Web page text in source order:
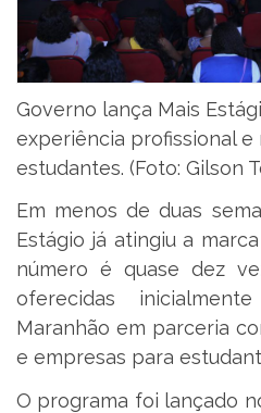
Governo lança Mais
experiência profissional e
estudantes. (Foto: Gilson
Em menos de duas
Estágio já atingiu a
número é quase dez
oferecidas
Maranhão em parceria
e empresas para
O programa foi lançado